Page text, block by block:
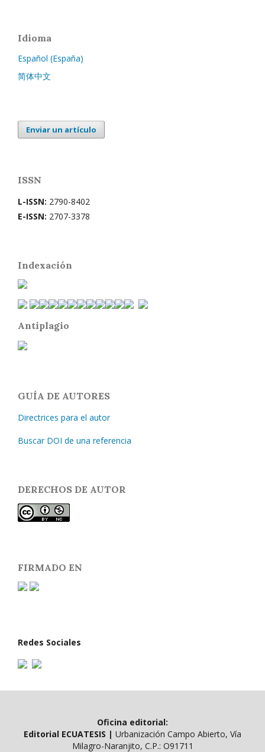
Idioma
Español (España)
简体中文
Enviar un artículo
ISSN
L-ISSN: 2790-8402
E-ISSN: 2707-3378
Indexación
Antiplagio
GUÍA DE AUTORES
Directrices para el autor
Buscar DOI de una referencia
DERECHOS DE AUTOR
FIRMADO EN
Redes Sociales
Oficina editorial:
Editorial ECUATESIS | Urbanización Campo Abierto, Vía
Milagro-Naranjito, C.P.: O91711